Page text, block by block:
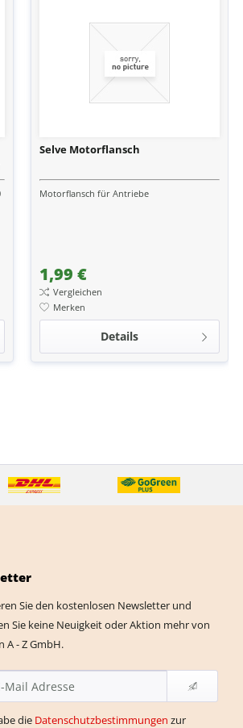
Selve Motorflansch
Motorflansch für Antriebe
1,99 €
Vergleichen
Merken
Details
Sie den kostenlosen Newsletter und
Sie keine Neuigkeit oder Aktion mehr von
A - Z GmbH.
die Datenschutzbestimmungen zur